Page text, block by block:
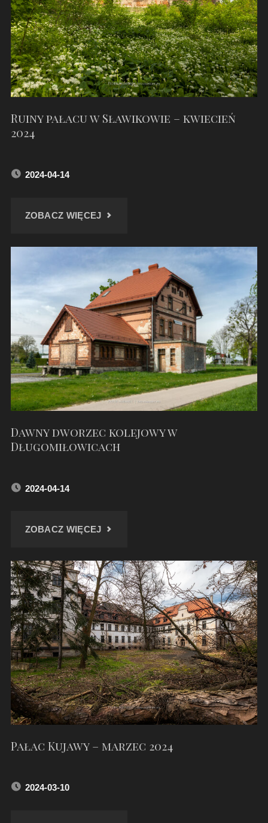
LIPIEC
2024"
Ruiny pałacu w Sławikowie – kwiecień
2024
2024-04-14
ZOBACZ WIĘCEJ"RUINY
W
SŁAWIKOWIE
–
KWIECIEŃ
2024"
Dawny dworzec kolejowy w
Długomiłowicach
2024-04-14
ZOBACZ WIĘCEJ"DAWNY
KOLEJOWY
W
DŁUGOMIŁOWICACH"
Pałac Kujawy – marzec 2024
2024-03-10